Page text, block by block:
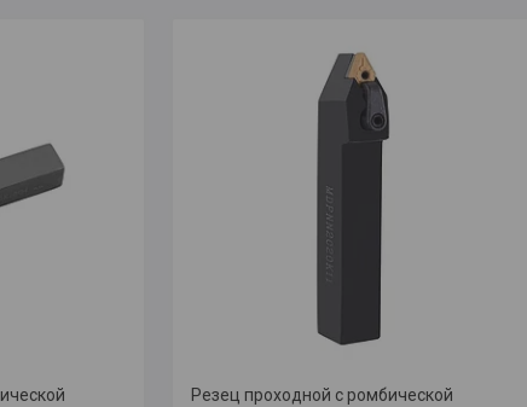
Резец проходной с ромбической